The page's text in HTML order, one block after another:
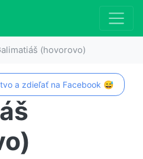
(hovorovo)
a zdieľať na Facebook 😅